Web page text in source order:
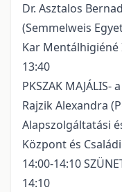
Dr. Asztalos
(Semmelweis
Kar
13:40
PKSZAK
Rajzik Alexandra
Alapszolgáltatási
Központ és
14:00-14:10
14:10